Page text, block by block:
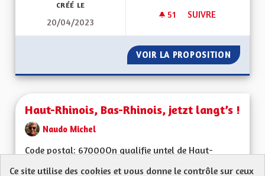
CRÉÉ LE
20/04/2023
51 51 ABONNÉS
SUIVRE
VOIR LA PROPOSITION
Haut-Rhinois, Bas-Rhinois, jetzt langt’s !
Naudo Michel
Code postal: 67000On qualifie untel de Haut-
Rhinois et tel autre de Bas-Rhinois. Les
Ce site utilise des cookies et vous donne le contrôle sur ceux